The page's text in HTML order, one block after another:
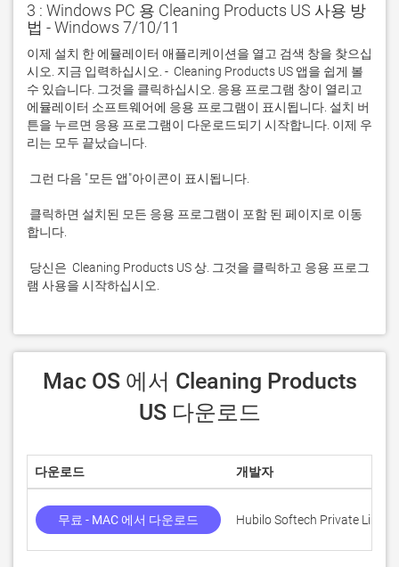
3 : Windows PC 용 Cleaning Products US 사용 방
법 - Windows 7/10/11
이제 설치 한 에뮬레이터 애플리케이션을 열고 검색 창을 찾으십
시오. 지금 입력하십시오. -  Cleaning Products US 앱을 쉽게 볼
수 있습니다. 그것을 클릭하십시오. 응용 프로그램 창이 열리고
에뮬레이터 소프트웨어에 응용 프로그램이 표시됩니다. 설치 버
튼을 누르면 응용 프로그램이 다운로드되기 시작합니다. 이제 우
램 사용을 시작하십시오.
US 다운로드
다운로드 개발자
무료 - MAC 에서 다운로드 Hubilo Softech Private